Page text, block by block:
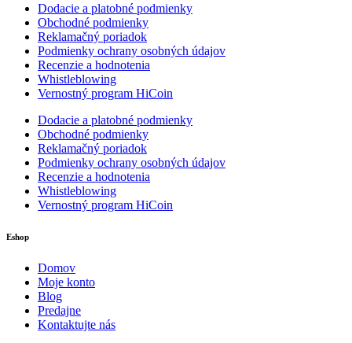
Dodacie a platobné podmienky
Obchodné podmienky
Reklamačný poriadok
Podmienky ochrany osobných údajov
Recenzie a hodnotenia
Whistleblowing
Vernostný program HiCoin
Dodacie a platobné podmienky
Obchodné podmienky
Reklamačný poriadok
Podmienky ochrany osobných údajov
Recenzie a hodnotenia
Whistleblowing
Vernostný program HiCoin
Eshop
Domov
Moje konto
Blog
Predajne
Kontaktujte nás